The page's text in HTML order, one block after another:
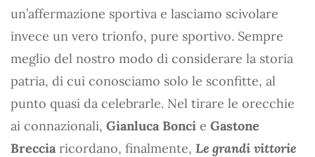
un’affermazione sportiva e lasciamo scivolare
invece un vero trionfo, pure sportivo. Sempre
meglio del nostro modo di considerare la storia
patria, di cui conosciamo solo le sconfitte, al
punto quasi da celebrarle. Nel tirare le orecchie
ai connazionali, Gianluca Bonci e Gastone
Breccia ricordano, finalmente, Le grandi vittorie